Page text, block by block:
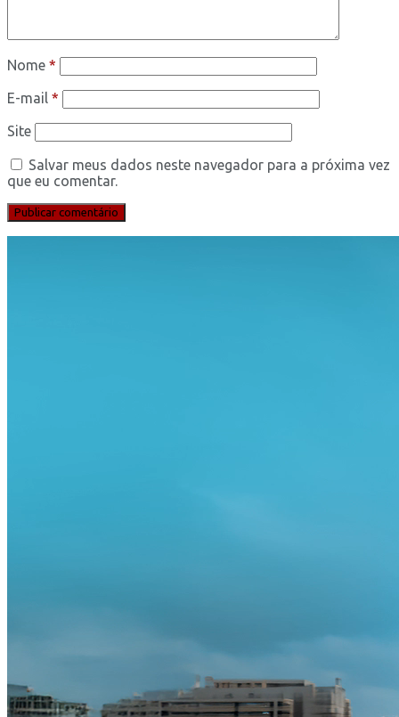
Nome *
E-mail *
Site
Salvar meus dados neste navegador para a próxima vez
que eu comentar.